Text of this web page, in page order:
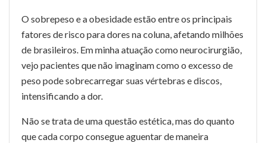
O sobrepeso e a obesidade estão entre os principais
fatores de risco para dores na coluna, afetando milhões
de brasileiros. Em minha atuação como neurocirurgião,
vejo pacientes que não imaginam como o excesso de
peso pode sobrecarregar suas vértebras e discos,
intensificando a dor.
Não se trata de uma questão estética, mas do quanto
que cada corpo consegue aguentar de maneira